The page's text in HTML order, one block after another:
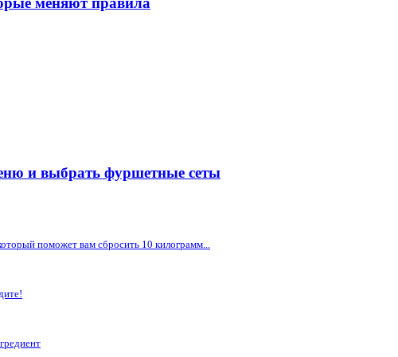
и выбрать фуршетные сеты
поможет вам сбросить 10 килограмм...